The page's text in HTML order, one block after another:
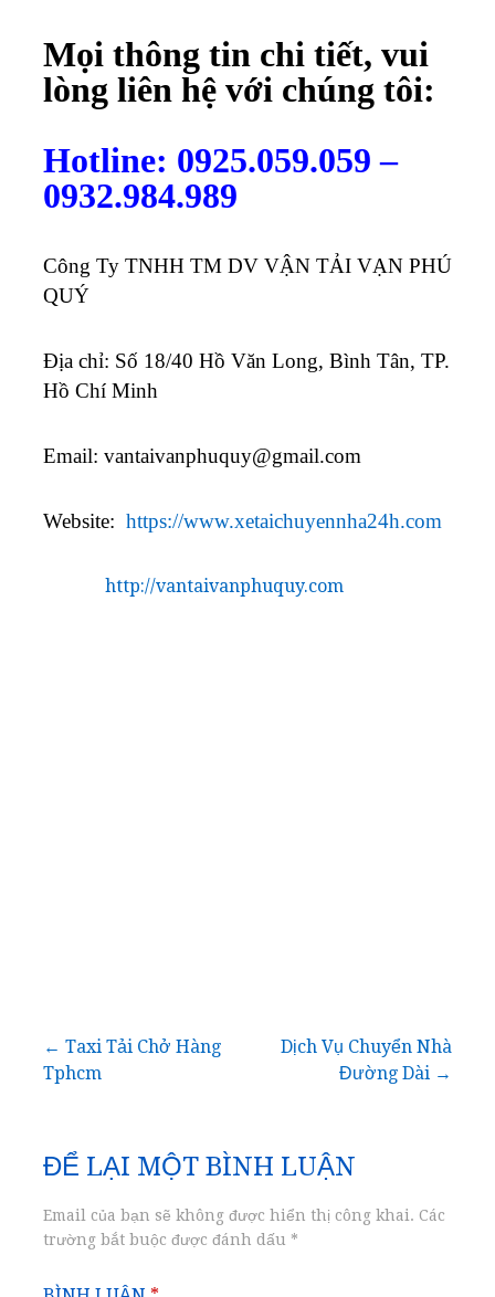
Mọi thông tin chi tiết, vui
lòng liên hệ với chúng tôi:
Hotline: 0925.059.059 –
0932.984.989
Công Ty TNHH TM DV VẬN TẢI VẠN PHÚ
QUÝ
Địa chỉ: Số 18/40 Hồ Văn Long, Bình Tân, TP.
Hồ Chí Minh
Email: vantaivanphuquy@gmail.com
Website: https://www.xetaichuyennha24h.com
http://vantaivanphuquy.com
Điều
bài
viết
← Taxi Tải Chở Hàng
Tphcm
Dịch Vụ Chuyển Nhà
Đường Dài →
ĐỂ LẠI MỘT BÌNH LUẬN
Email của bạn sẽ không được hiển thị công khai. Các
trường bắt buộc được đánh dấu *